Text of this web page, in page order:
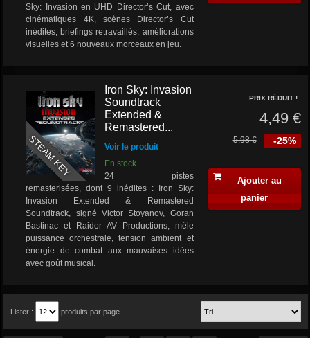
Sky: Invasion en UHD Director’s Cut, avec
cinématiques 4K, scènes Director’s Cut
inédites, briefings retravaillés, améliorations
visuelles et 6 nouveaux morceaux en jeu.
STEAM KEY
Iron Sky: Invasion
Soundtrack
Extended &
Remastered...
Voir le produit
En stock
24 pistes
remasterisées, dont 9 inédites : Iron Sky:
Invasion Extended & Remastered
Soundtrack, signé Victor Stoyanov, Goran
Bastinac et Raidor AV Productions, mêle
puissance orchestrale, tension ambient et
énergie de combat aux mauvaises idées
avec goût musical.
PRIX RÉDUIT !
4,49 €
-25%
5,98 €
Ajouter au
panier
Lister : produits par page